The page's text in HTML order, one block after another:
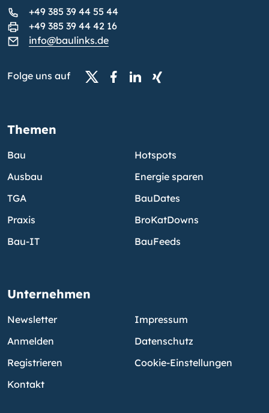
+49 385 39 44 55 44
+49 385 39 44 42 16
info@baulinks.de
Folge uns auf
Themen
Bau
Ausbau
TGA
Praxis
Bau-IT
Hotspots
Energie sparen
BauDates
BroKatDowns
BauFeeds
Unternehmen
Newsletter
Anmelden
Registrieren
Kontakt
Impressum
Datenschutz
Cookie-Einstellungen